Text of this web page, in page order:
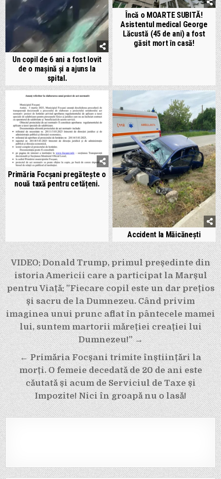
Un copil de 6 ani a fost lovit
de o mașină și a ajuns la
spital.
Încă o MOARTE SUBITĂ!
Asistentul medical George
Lăcustă (45 de ani) a fost
găsit mort în casă!
Primăria Focșani pregătește o
nouă taxă pentru cetățeni.
Accident la Măicănești
Navigare
în
articole
VIDEO: Donald Trump, primul președinte din
istoria Americii care a participat la Marșul
pentru Viață: ”Fiecare copil este un dar prețios
și sacru de la Dumnezeu. Când privim
imaginea unui prunc aflat în pântecele mamei
lui, suntem martorii măreției creației lui
Dumnezeu!” →
← Primăria Focșani trimite înștiințări la
morți. O femeie decedată de 20 de ani este
căutată și acum de Serviciul de Taxe și
Impozite! Nici în groapă nu o lasă!